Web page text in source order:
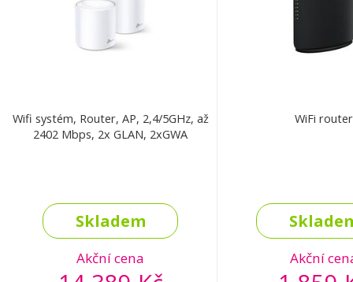
Wifi systém, Router, AP, 2,4/5GHz, až
2402 Mbps, 2x GLAN, 2xGWA
Skladem
Akční cena
WiFi router
Akční